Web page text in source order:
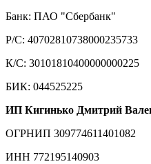
Банк: ПАО "Сбербанк"
Р/С: 40702810738000235733
К/С: 30101810400000000225
БИК: 044525225
ИП Кигинько Дмитрий
ОГРНИП 309774611401082
ИНН